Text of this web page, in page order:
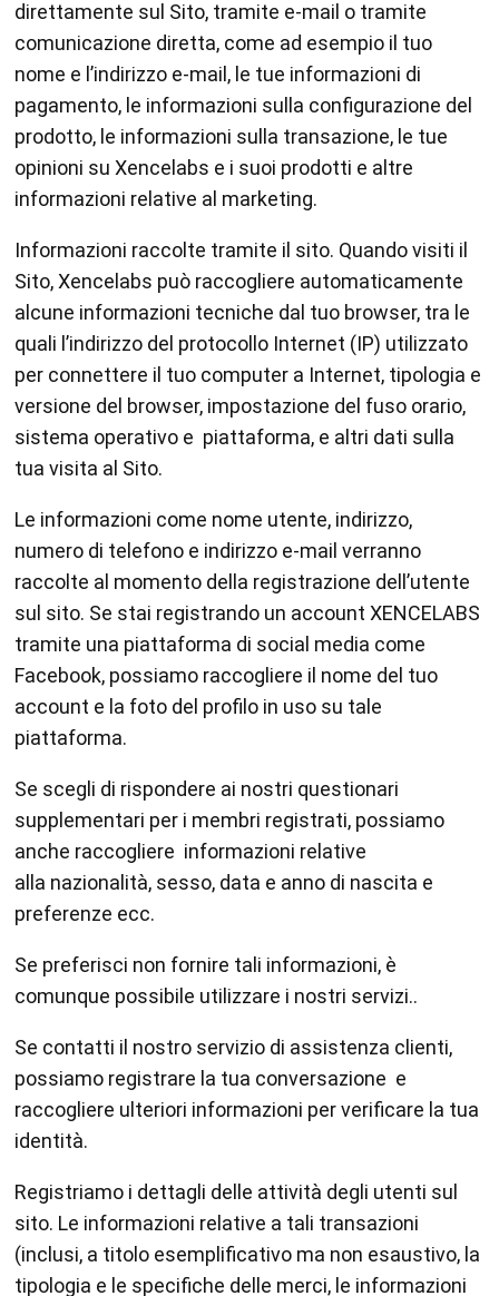
direttamente sul Sito, tramite e-mail o tramite
comunicazione diretta, come ad esempio il tuo
nome e l’indirizzo e-mail, le tue informazioni di
pagamento, le informazioni sulla configurazione del
prodotto, le informazioni sulla transazione, le tue
opinioni su Xencelabs e i suoi prodotti e altre
informazioni relative al marketing.
Informazioni raccolte tramite il sito. Quando visiti il
Sito, Xencelabs può raccogliere automaticamente
alcune informazioni tecniche dal tuo browser, tra le
quali l’indirizzo del protocollo Internet (IP) utilizzato
per connettere il tuo computer a Internet, tipologia e
versione del browser, impostazione del fuso orario,
sistema operativo e piattaforma, e altri dati sulla
tua visita al Sito.
Le informazioni come nome utente, indirizzo,
numero di telefono e indirizzo e-mail verranno
raccolte al momento della registrazione dell’utente
sul sito. Se stai registrando un account XENCELABS
tramite una piattaforma di social media come
Facebook, possiamo raccogliere il nome del tuo
account e la foto del profilo in uso su tale
piattaforma.
Se scegli di rispondere ai nostri questionari
supplementari per i membri registrati, possiamo
anche raccogliere informazioni relative
alla nazionalità, sesso, data e anno di nascita e
preferenze ecc.
Se preferisci non fornire tali informazioni, è
comunque possibile utilizzare i nostri servizi..
Se contatti il nostro servizio di assistenza clienti,
possiamo registrare la tua conversazione e
raccogliere ulteriori informazioni per verificare la tua
identità.
Registriamo i dettagli delle attività degli utenti sul
sito. Le informazioni relative a tali transazioni
(inclusi, a titolo esemplificativo ma non esaustivo, la
tipologia e le specifiche delle merci, le informazioni